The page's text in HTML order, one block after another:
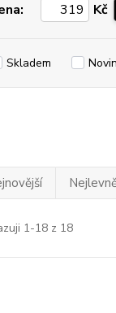
Kč
Skladem
1-18 z 18